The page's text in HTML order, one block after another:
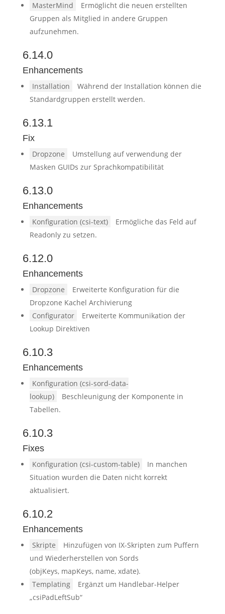
MasterMind
Ermöglicht die neuen erstellten
Gruppen als Mitglied in andere Gruppen
aufzunehmen.
6.14.0
Enhancements
Installation
Während der Installation können die
Standardgruppen erstellt werden.
6.13.1
Fix
Dropzone
Umstellung auf verwendung der
Masken GUIDs zur Sprachkompatibilität
6.13.0
Enhancements
Konfiguration (csi-text)
Ermögliche das Feld auf
Readonly zu setzen.
6.12.0
Enhancements
Dropzone
Erweiterte Konfiguration für die
Dropzone Kachel Archivierung
Configurator
Erweiterte Kommunikation der
Lookup Direktiven
6.10.3
Enhancements
Konfiguration (csi-sord-data-
lookup)
Beschleunigung der Komponente in
Tabellen.
6.10.3
Fixes
Konfiguration (csi-custom-table)
In manchen
Situation wurden die Daten nicht korrekt
aktualisiert.
6.10.2
Enhancements
Skripte
Hinzufügen von IX-Skripten zum Puffern
und Wiederherstellen von Sords
(objKeys, mapKeys, name, xdate).
Templating
Ergänzt um Handlebar-Helper
„csiPadLeftSub“